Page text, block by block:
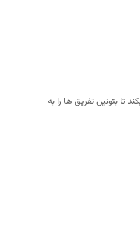
تا بتونین تفریق ها را به